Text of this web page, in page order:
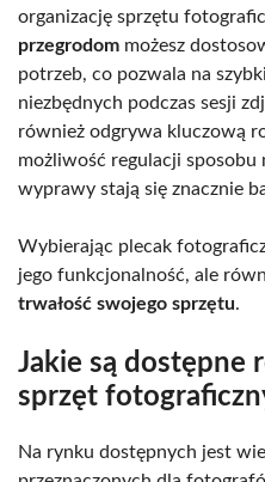
organizację sprzętu
przegrodom możesz
potrzeb, co pozwala na
niezbędnych podczas sesji
również odgrywa kluczową
możliwość regulacji sposobu
wyprawy stają się znacznie
Wybierając plecak
jego funkcjonalność, ale
trwałość swojego sprzętu.
Jakie są dostępne
sprzęt
Na rynku dostępnych jest